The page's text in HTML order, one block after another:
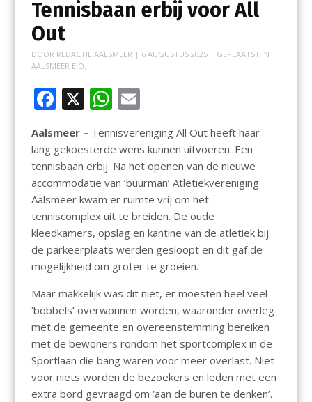
Tennisbaan erbij voor All
Out
DOOR REDACTIE AALSMEER | 6 AUGUSTUS 2025| GEPLAATST IN
AALSMEER E.O.
F
e
b
o
o
k
X W
at
s
A
p
p
E
ai
l
Aalsmeer – Tennisvereniging All Out heeft haar
lang gekoesterde wens kunnen uitvoeren: Een
tennisbaan erbij. Na het openen van de nieuwe
accommodatie van ‘buurman’ Atletiekvereniging
Aalsmeer kwam er ruimte vrij om het
tenniscomplex uit te breiden. De oude
kleedkamers, opslag en kantine van de atletiek bij
de parkeerplaats werden gesloopt en dit gaf de
mogelijkheid om groter te groeien.
Maar makkelijk was dit niet, er moesten heel veel
‘bobbels’ overwonnen worden, waaronder overleg
met de gemeente en overeenstemming bereiken
met de bewoners rondom het sportcomplex in de
Sportlaan die bang waren voor meer overlast. Niet
voor niets worden de bezoekers en leden met een
extra bord gevraagd om ‘aan de buren te denken’.